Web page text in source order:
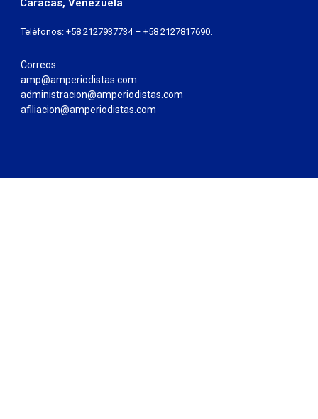
Caracas, Venezuela
Teléfonos: +58 2127937734 – +58 2127817690.
Correos:
amp@amperiodistas.com
administracion@amperiodistas.com
afiliacion@amperiodistas.com